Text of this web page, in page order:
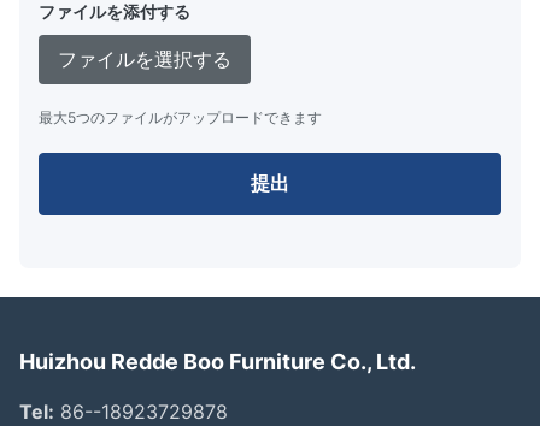
ファイルを添付する
ファイルを選択する
最大5つのファイルがアップロードできます
提出
Huizhou Redde Boo Furniture Co., Ltd.
Tel: 86--18923729878